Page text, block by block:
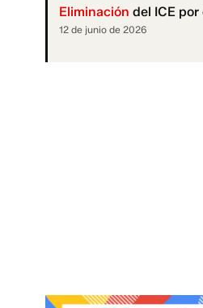
Eliminación del ICE
12 de junio de 2026